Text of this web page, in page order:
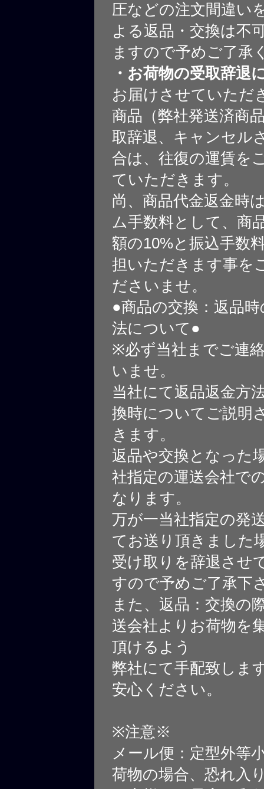
圧などの注文間違い
よる返品・交換は不
ますので予めご了承
・お荷物の受取辞退
お届けさせていただ
商品（弊社発送済商
取辞退、キャンセル
合は、往復の運賃を
ていただきます。
尚、商品代金返金時
ム手数料として、商
額の10%と振込手数
担いただきます事を
ださいませ。
●商品の交換：返品
法について●
※必ず当社までご連
いませ。
当社にて返品返金方
換時についてご説明
きます。
返品や交換となった
社指定の運送会社で
なります。
万が一当社指定の発
てお送り頂きました
受け取りを辞退させ
すので予めご了承下
また、返品：交換の
送会社よりお荷物を
頂けるよう
弊社にて手配致しま
安心ください。
※注意※
メール便：定型外等
荷物の場合、恐れ入